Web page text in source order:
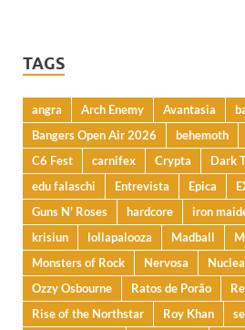
TAGS
angra Arch Enemy Avantasia
Bangers Open Air 2026
behemoth
C6 Fest
carnifex Crypta Dark
edu falaschi
Entrevista Epica
Guns N' Roses
hardcore iron
krisiun
lollapalooza Madball
Monsters of Rock
Nervosa
Ozzy Osbourne
Ratos de Porão
Rise of the Northstar
Roy Khan